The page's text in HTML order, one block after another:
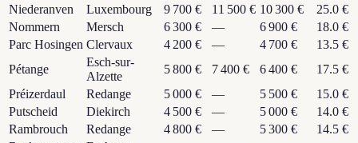
Niederanven
Luxembourg 9 700 € 11 500 € 10 300 €
25.0 €
Nommern
Mersch 6 300 € — 6 900 €
18.0 €
Parc Hosingen Clervaux 4 200 € — 4 700 €
13.5 €
Pétange
Esch-sur-
Alzette
5 800 € 7 400 € 6 400 €
17.5 €
Préizerdaul
Redange 5 000 € — 5 500 €
15.0 €
Putscheid
Diekirch 4 500 € — 5 000 €
14.0 €
Rambrouch
Redange 4 800 € — 5 300 €
14.5 €